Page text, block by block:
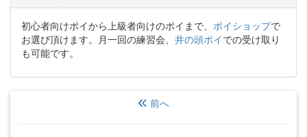
初心者向けポイから上級者向けのポイまで、 ポイショップで
お選び頂けます。月一回の練習会、 井の頭ポイでの受け取り
も可能です。
前へ